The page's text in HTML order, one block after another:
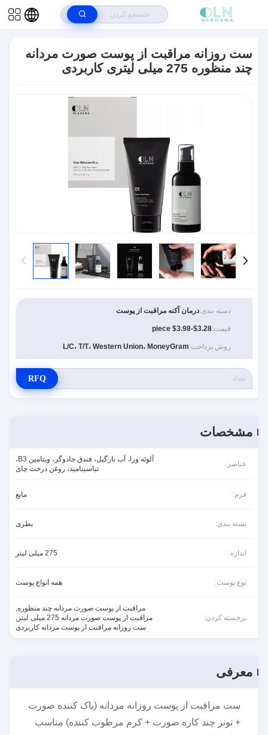
از پوست صورت مردانه چند منظوره 275 میلی لیتری کاربردی
ست روزانه مراقبت از پوست صورت مردانه
چند منظوره 275 میلی لیتری کاربردی
دسته بندی:درمان آکنه مراقبت از پوست
قیمت:$3.28-$3.98 piece
روش پرداخت:L/C، T/T، Western Union، MoneyGram
RFQ
مشخصات
عناصر:
آلوئه ورا، آب نارگیل، فندق جادوگر، ویتامین B3،
نیاسینامید، روغن درخت چای
فرم: مایع
بسته بندی: بطری
اندازه: 275 میلی لیتر
نوع پوست: همه انواع پوست
برجسته کردن:
مراقبت از پوست صورت مردانه چند منظوره,
مراقبت از پوست صورت مردانه 275 میلی لیتر
,
ست روزانه مراقبت از پوست مردانه کاربردی
معرفی
ست مراقبت از پوست روزانه مردانه (پاک کننده صورت
+ تونر چند کاره صورت + کرم مرطوب کننده) مناسب